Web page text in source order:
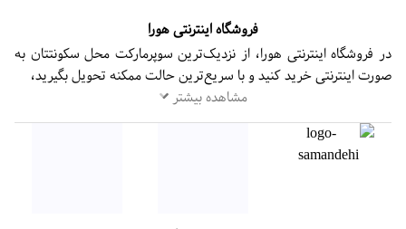
فروشگاه اینترنتی هورا
در فروشگاه اینترنتی هورا، از نزدیک‌ترین سوپرمارکت محل سکونتتان به
صورت اینترنتی خرید کنید و با سریع‌ترین حالت ممکنه تحویل بگیرید،
مشاهده بیشتر